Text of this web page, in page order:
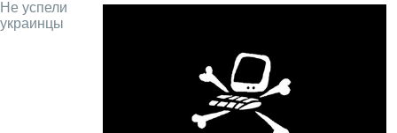
Не успели
украинцы